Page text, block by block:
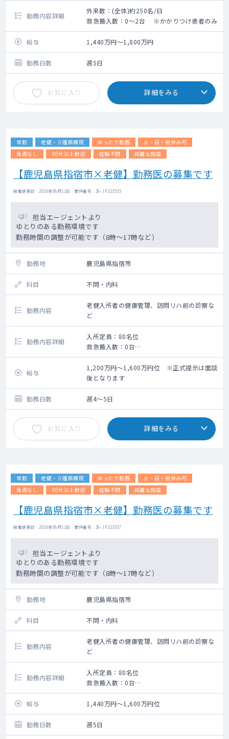
勤務内容詳細
外来数：(全体)約250名/日
救急搬入数：0～2台 ※かかりつけ患者のみ
給与 1,440万円～1,800万円
勤務日数 週5日
お気に入り 詳細をみる
常勤 老健・介護医療院 ゆったり勤務
土・日・祝休み可
当直なし
60代以上歓迎 経験不問 綺麗な施設
【鹿児島県指宿市×老健】勤務医の募集です
掲載更新日 : 2026年06月11日 案件番号 : 26-JF313535
担当エージェントより
ゆとりのある勤務環境です
勤務時間の調整が可能です（8時～17時など）
勤務地 鹿児島県指宿市
科目 不問・内科
勤務内容
老健入所者の健康管理、訪問リハ前の診察な
ど
勤務内容詳細
入所定員：80名位
救急搬入数：0台
老健運営に関わる医師業務全般
給与
1,200万円～1,600万円位 ※正式提示は面談
後となります
勤務日数 週4～5日
お気に入り 詳細をみる
常勤 老健・介護医療院 ゆったり勤務
土・日・祝休み可
当直なし
60代以上歓迎 経験不問 綺麗な施設
【鹿児島県指宿市×老健】勤務医の募集です
掲載更新日 : 2026年06月11日 案件番号 : 26-JF313537
担当エージェントより
ゆとりのある勤務環境です
勤務時間の調整が可能です（8時～17時など）
勤務地 鹿児島県指宿市
科目 不問・内科
勤務内容
老健入所者の健康管理、訪問リハ前の診察な
ど
勤務内容詳細
入所定員：80名位
救急搬入数：0台
老健運営に関わる医師業務全般
給与
1,440万円～1,600万円位
勤務日数 週5日